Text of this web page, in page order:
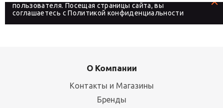
пользователя. Посещая страницы сайта, вы
соглашаетесь сПолитикой конфиденциальности
О Компании
Контакты и Магазины
Бренды